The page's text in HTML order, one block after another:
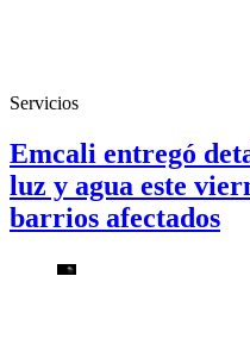
Servicios
Emcali entregó
luz y agua este
barrios afectados